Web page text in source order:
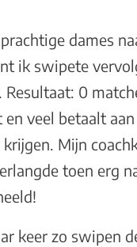
dames
ik swipete
Resultaat: 0
veel betaalt
Mijn
toen erg
keer zo swipen